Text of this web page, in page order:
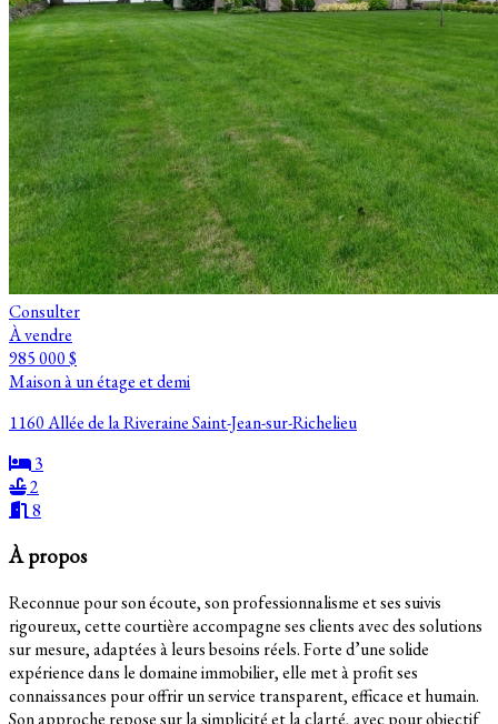
Consulter
À vendre
985 000 $
Maison à un étage et demi
1160 Allée de la Riveraine Saint-Jean-sur-Richelieu
3
2
8
À propos
Reconnue pour son écoute, son professionnalisme et ses suivis
rigoureux, cette courtière accompagne ses clients avec des solutions
sur mesure, adaptées à leurs besoins réels. Forte d’une solide
expérience dans le domaine immobilier, elle met à profit ses
connaissances pour offrir un service transparent, efficace et humain.
Son approche repose sur la simplicité et la clarté, avec pour objectif